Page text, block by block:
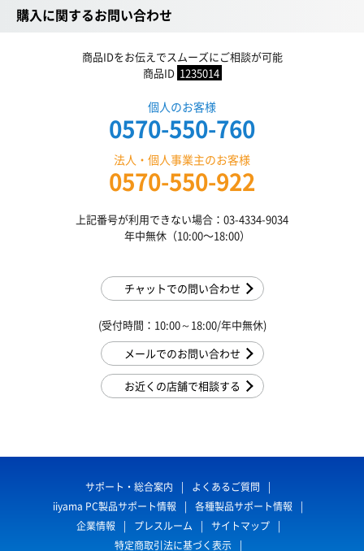
購入に関するお問い合わせ
商品IDをお伝えでスムーズにご相談が可能
商品ID 1235014
個人のお客様
0570-550-760
法人・個人事業主のお客様
0570-550-922
上記番号が利用できない場合：03-4334-9034
年中無休（10:00〜18:00）
チャットでの問い合わせ
(受付時間：10:00～18:00/年中無休)
メールでのお問い合わせ
お近くの店舗で相談する
サポート・総合案内
よくあるご質問
iiyama PC製品サポート情報
各種製品サポート情報
企業情報
プレスルーム
サイトマップ
特定商取引法に基づく表示